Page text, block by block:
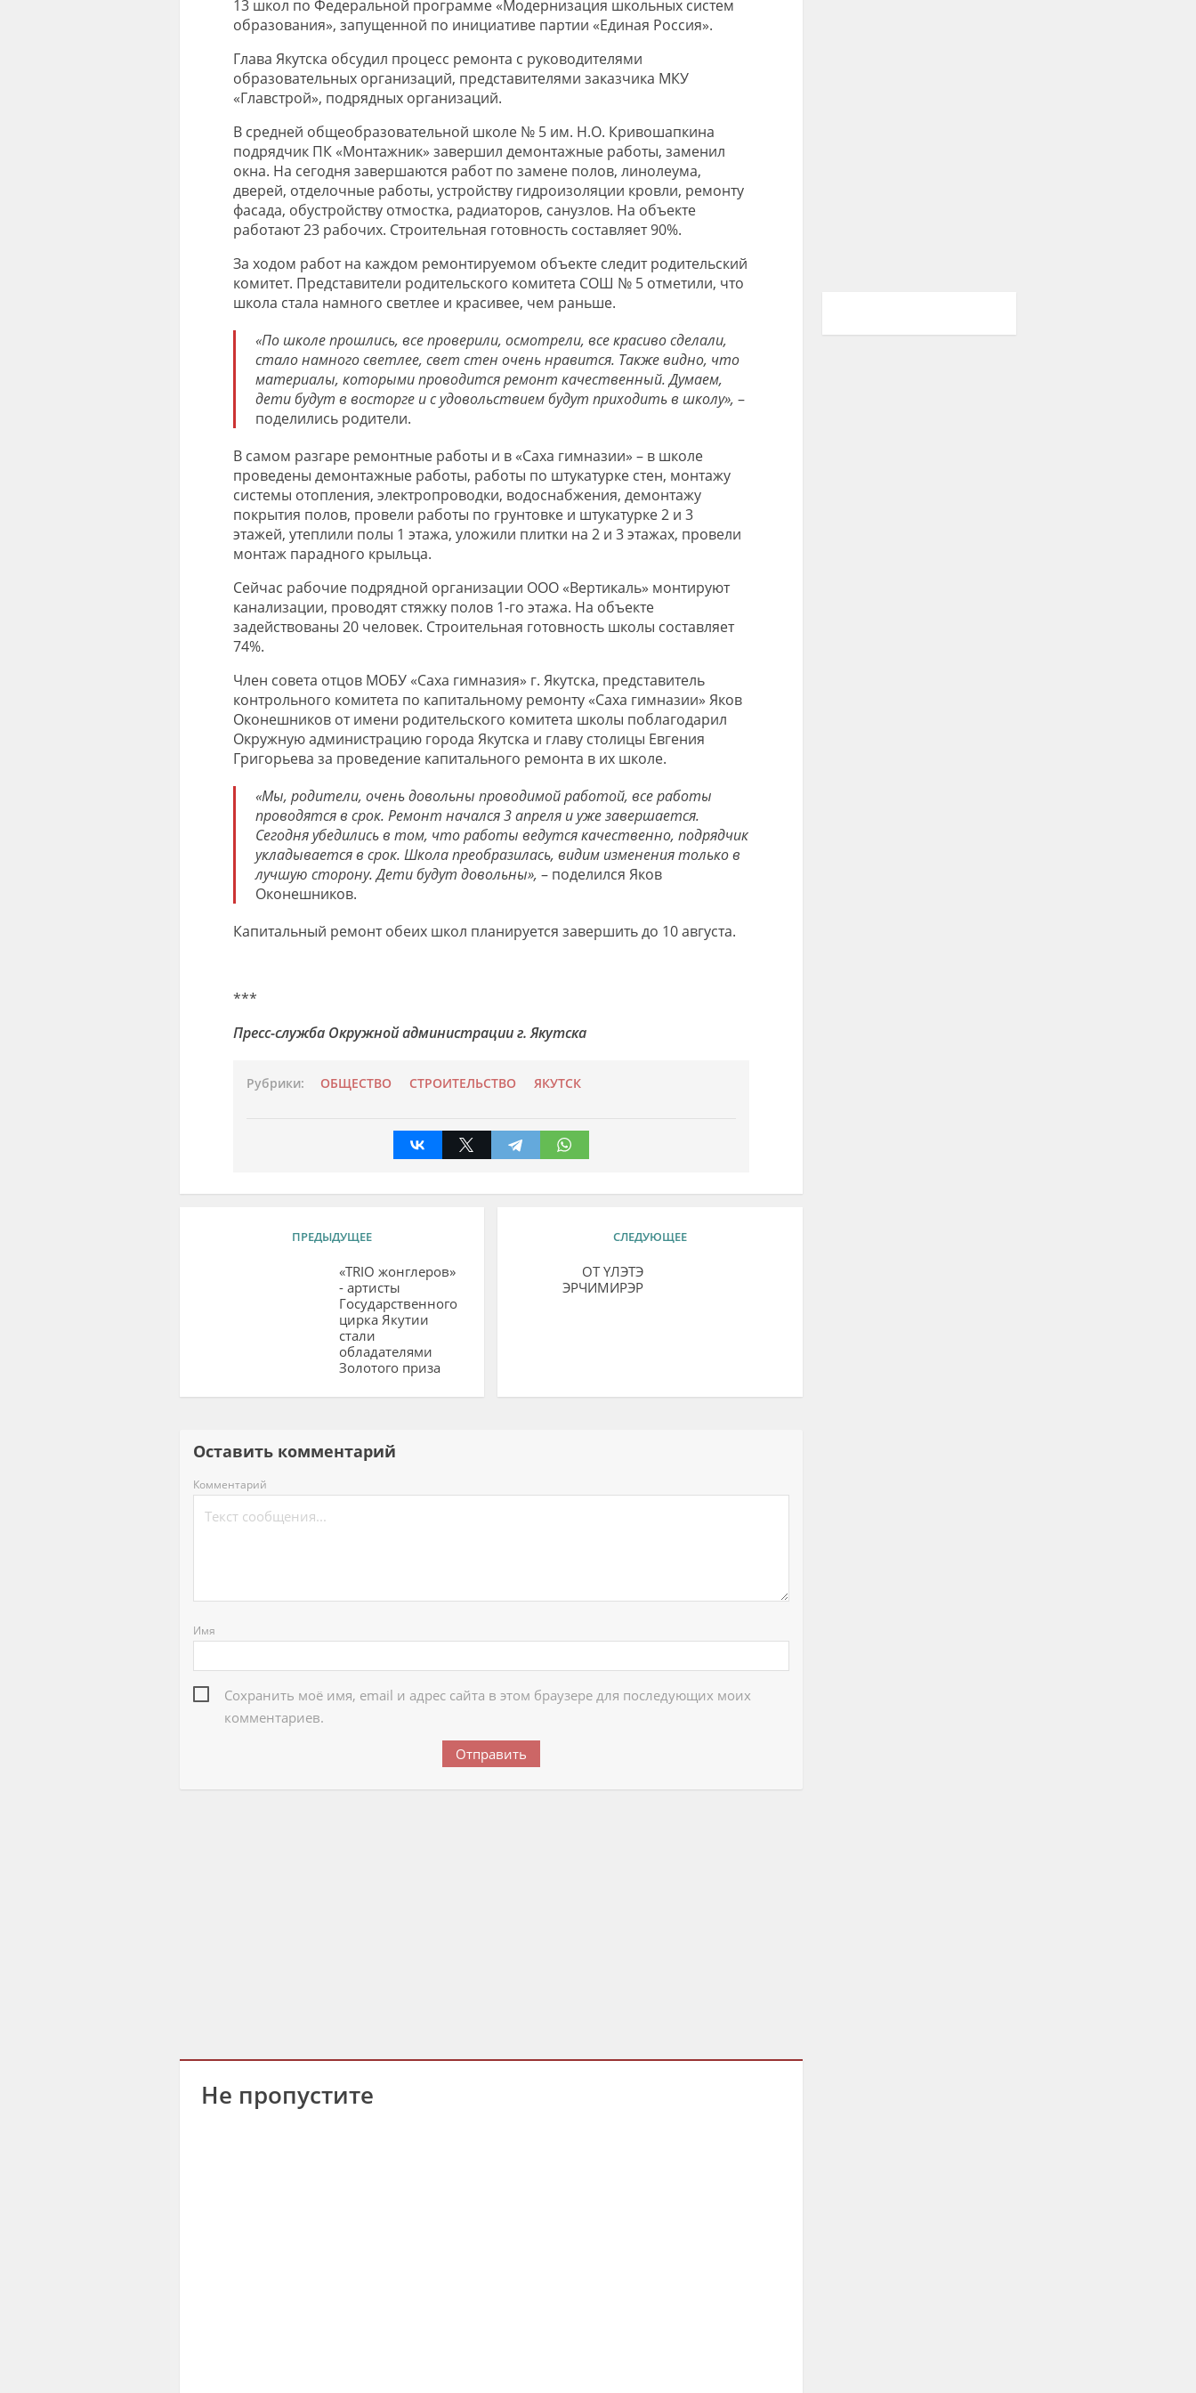
13 школ по Федеральной программе «Модернизация школьных систем
образования», запущенной по инициативе партии «Единая Россия».
Глава Якутска обсудил процесс ремонта с руководителями
образовательных организаций, представителями заказчика МКУ
«Главстрой», подрядных организаций.
В средней общеобразовательной школе № 5 им. Н.О. Кривошапкина
подрядчик ПК «Монтажник» завершил демонтажные работы, заменил
окна. На сегодня завершаются работ по замене полов, линолеума,
дверей, отделочные работы, устройству гидроизоляции кровли, ремонту
фасада, обустройству отмостка, радиаторов, санузлов. На объекте
работают 23 рабочих. Строительная готовность составляет 90%.
За ходом работ на каждом ремонтируемом объекте следит родительский
комитет. Представители родительского комитета СОШ № 5 отметили, что
школа стала намного светлее и красивее, чем раньше.
«По школе прошлись, все проверили, осмотрели, все красиво сделали,
стало намного светлее, свет стен очень нравится. Также видно, что
материалы, которыми проводится ремонт качественный. Думаем,
дети будут в восторге и с удовольствием будут приходить в школу»,–
поделились родители.
В самом разгаре ремонтные работы и в «Саха гимназии» – в школе
проведены демонтажные работы, работы по штукатурке стен, монтажу
системы отопления, электропроводки, водоснабжения, демонтажу
покрытия полов, провели работы по грунтовке и штукатурке 2 и 3
этажей, утеплили полы 1 этажа, уложили плитки на 2 и 3 этажах, провели
монтаж парадного крыльца.
Сейчас рабочие подрядной организации ООО «Вертикаль» монтируют
канализации, проводят стяжку полов 1-го этажа. На объекте
задействованы 20 человек. Строительная готовность школы составляет
74%.
Член совета отцов МОБУ «Саха гимназия» г. Якутска, представитель
контрольного комитета по капитальному ремонту «Саха гимназии» Яков
Оконешников от имени родительского комитета школы поблагодарил
Окружную администрацию города Якутска и главу столицы Евгения
Григорьева за проведение капитального ремонта в их школе.
«Мы, родители, очень довольны проводимой работой, все работы
проводятся в срок. Ремонт начался 3 апреля и уже завершается.
Сегодня убедились в том, что работы ведутся качественно, подрядчик
укладывается в срок. Школа преобразилась, видим изменения только в
лучшую сторону. Дети будут довольны», – поделился Яков
Оконешников.
Капитальный ремонт обеих школ планируется завершить до 10 августа.
***
Пресс-служба Окружной администрации г. Якутска
Рубрики: ОБЩЕСТВО СТРОИТЕЛЬСТВО ЯКУТСК
ПРЕДЫДУЩЕЕ
«TRIO жонглеров»
- артисты
Государственного
цирка Якутии
стали
обладателями
Золотого приза
СЛЕДУЮЩЕЕ
ОТ ҮЛЭТЭ
ЭРЧИМИРЭР
Оставить комментарий
Комментарий
Имя
Сохранить моё имя, email и адрес сайта в этом браузере для последующих моих
комментариев.
Не пропустите